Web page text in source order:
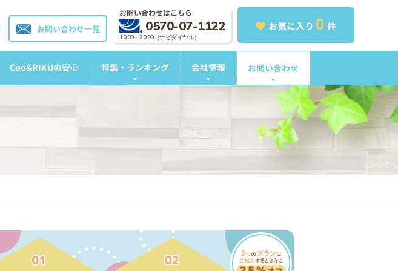
お気に入り 0 件
お問い合わせはこちら
0570-07-1122
10:00～20:00（ナビダイヤル）
お問い合わせ一覧
Coo&RIKUの安心 特集・ランキング 会社情報 お問い合わせ